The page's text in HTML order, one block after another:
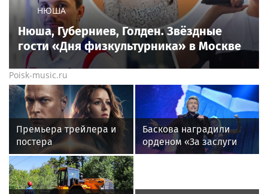
НЮША
Нюша, Губерниев, Голден. Звёздные
гости «Дня физкультурника» в Москве
Poisk-music.ru
Премьера трейлера и
постера
фантастического
блокбастера «Девятая
планета»
Баскова наградили
орденом «За заслуги
перед отечеством»